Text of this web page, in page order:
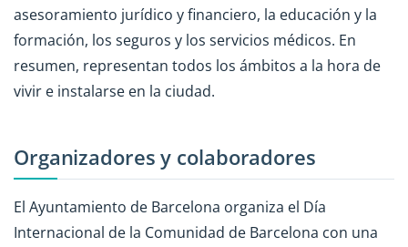
asesoramiento jurídico y financiero, la educación y la
formación, los seguros y los servicios médicos. En
resumen, representan todos los ámbitos a la hora de
vivir e instalarse en la ciudad.
Organizadores y colaboradores
El Ayuntamiento de Barcelona organiza el Día
Internacional de la Comunidad de Barcelona con una